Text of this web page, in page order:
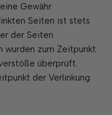
Gewähr
Seiten ist stets
der Seiten
wurden zum Zeitpunkt
überprüft.
der Verlinkung